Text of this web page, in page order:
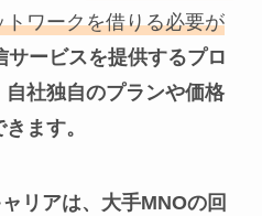
ワークを借りる必要が
サービスを提供するプロ
社独自のプランや価格
ます。
リアは、大手MNOの回